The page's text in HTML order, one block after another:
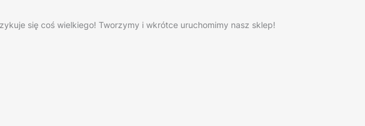
się coś wielkiego! Tworzymy i wkrótce uruchomimy nasz sklep!